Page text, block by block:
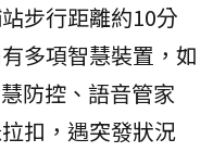
步行距離約10分
多項智慧裝置，如
防控、語音管家
扣，遇突發狀況